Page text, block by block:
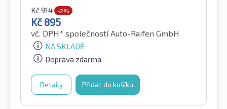
Kč914 -2%
Kč 895
vč. DPH* společností Auto-Raifen GmbH
NA SKLADĚ
Doprava zdarma
Detaily Přidat do košíku